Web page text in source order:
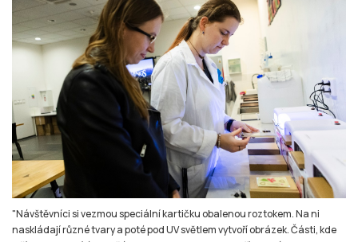
"Návštěvníci si vezmou speciální kartičku obalenou roztokem. Na ni
naskládají různé tvary a poté pod UV světlem vytvoří obrázek. Části, kde